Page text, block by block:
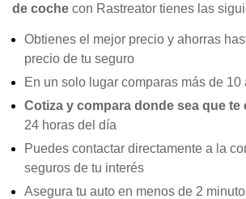
de coche con Rastreator tienes las
Obtienes el mejor precio y ahorras
precio de tu seguro
En un solo lugar comparas más de 10
Cotiza y compara donde sea que te
24 horas del día
Puedes contactar directamente a la
seguros de tu interés
Asegura tu auto en menos de 2